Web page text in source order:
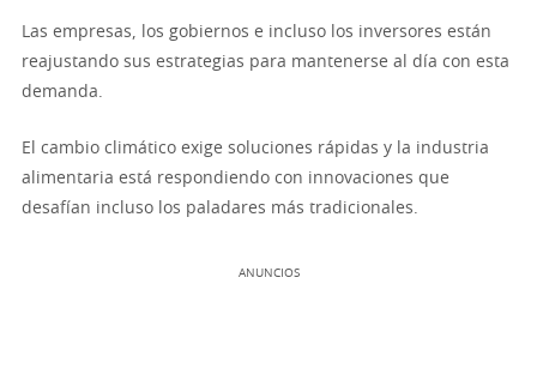
Las empresas, los gobiernos e incluso los inversores están
reajustando sus estrategias para mantenerse al día con esta
demanda.
El cambio climático exige soluciones rápidas y la industria
alimentaria está respondiendo con innovaciones que
desafían incluso los paladares más tradicionales.
ANUNCIOS